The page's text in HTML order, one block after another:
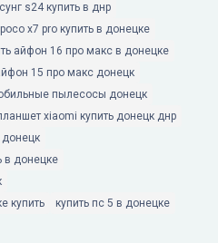
s24 купить в днр
poco x7 pro купить в донецке
айфон 16 про макс в донецке
15 про макс донецк
пылесосы донецк
xiaomi купить донецк днр
донецк
в донецке
купить
купить пс 5 в донецке